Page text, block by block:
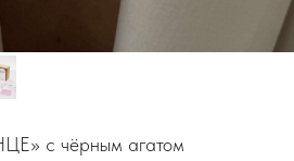
с чёрным агатом